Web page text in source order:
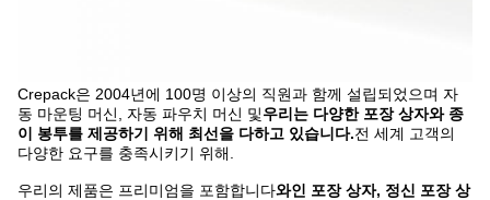
Crepack은 2004년에 100명 이상의 직원과 함께 설립되었으며 자
동 마운팅 머신, 자동 파우치 머신 및우리는 다양한 포장 상자와 종
이 봉투를 제공하기 위해 최선을 다하고 있습니다.전 세계 고객의
다양한 요구를 충족시키기 위해.
우리의 제품은 프리미엄을 포함합니다와인 포장 상자, 정신 포장 상